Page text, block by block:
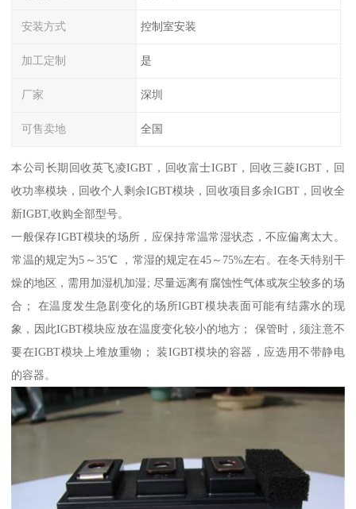
安装方式 控制室安装
加工定制 是
厂家 深圳
可售卖地 全国
本公司长期回收英飞凌IGBT，回收富士IGBT，回收三菱IGBT，回
收功率模块，回收个人剩余IGBT模块，回收项目多余IGBT，回收全
新IGBT,收购全部型号。
一般保存IGBT模块的场所，应保持常温常湿状态，不应偏离太大。
常温的规定为5～35℃ ，常湿的规定在45～75%左右。在冬天特别干
燥的地区，需用加湿机加湿; 尽量远离有腐蚀性气体或灰尘较多的场
合； 在温度发生急剧变化的场所IGBT模块表面可能有结露水的现
象，因此IGBT模块应放在温度变化较小的地方； 保管时，须注意不
要在IGBT模块上堆放重物； 装IGBT模块的容器，应选用不带静电
的容器。